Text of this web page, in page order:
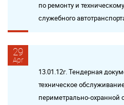
по ремонту и
служебного
29
Apr
13.01.12г. Тендерная
техническое
периметрально-охранной